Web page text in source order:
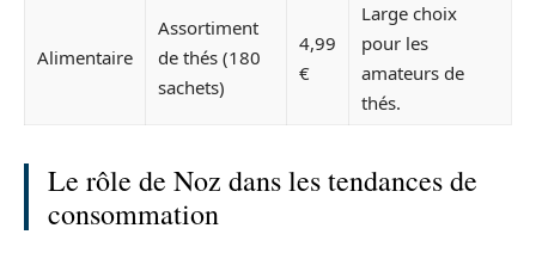
Alimentaire
Assortiment
de thés (180
sachets)
4,99
€
Large choix
pour les
amateurs de
thés.
Le rôle de Noz dans les tendances de
consommation